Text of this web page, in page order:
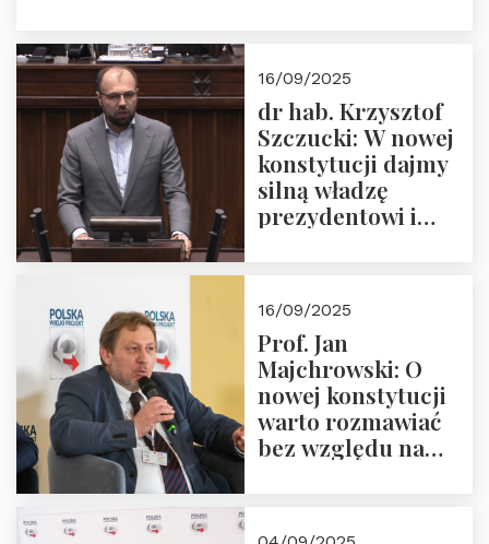
16/09/2025
dr hab. Krzysztof
Szczucki: W nowej
konstytucji dajmy
silną władzę
prezydentowi i
16/09/2025
Prof. Jan
Majchrowski: O
nowej konstytucji
warto rozmawiać
bez względu na